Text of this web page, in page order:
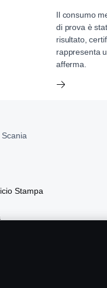
Il consumo
di prova è
risultato,
rappresenta
afferma.
Stampa